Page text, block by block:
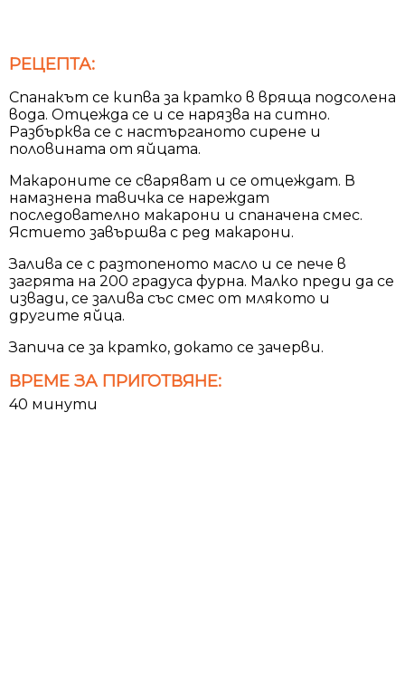
РЕЦЕПТА:
Спанакът се кипва за кратко в вряща подсолена
вода. Отцежда се и се нарязва на ситно.
Разбърква се с настърганото сирене и
половината от яйцата.
Макароните се сваряват и се отцеждат. В
намазнена тавичка се нареждат
последователно макарони и спаначена смес.
Ястието завършва с ред макарони.
Залива се с разтопеното масло и се пече в
загрята на 200 градуса фурна. Малко преди да се
извади, се залива със смес от млякото и
другите яйца.
Запича се за кратко, докато се зачерви.
ВРЕМЕ ЗА ПРИГОТВЯНЕ:
40 минути